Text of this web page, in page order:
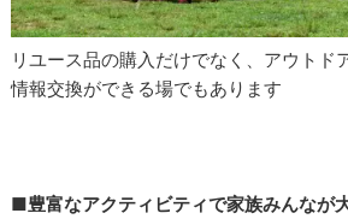
リユース品の購入だけでなく、アウトド
情報交換ができる場でもあります
■豊富なアクティビティで家族みんなが